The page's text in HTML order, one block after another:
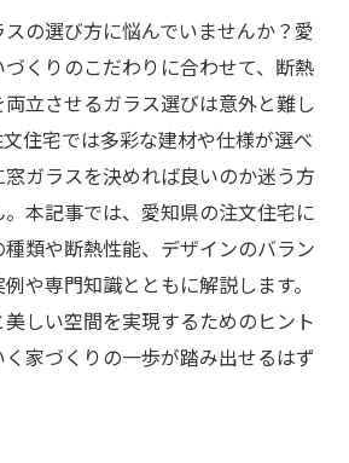
の選び方に悩んでいませんか？愛
くりのこだわりに合わせて、断熱
立させるガラス選びは意外と難し
住宅では多彩な建材や仕様が選べ
ガラスを決めれば良いのか迷う方
本記事では、愛知県の注文住宅に
類や断熱性能、デザインのバラン
や専門知識とともに解説します。
しい空間を実現するためのヒント
家づくりの一歩が踏み出せるはず